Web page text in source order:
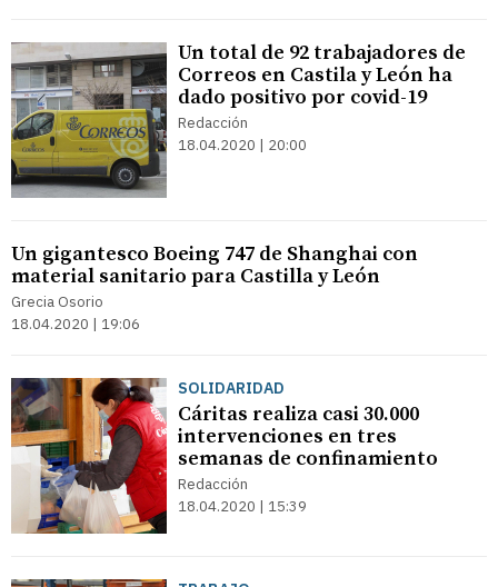
Un total de 92 trabajadores de
Correos en Castila y León ha
dado positivo por covid-19
Redacción
18.04.2020 | 20:00
Un gigantesco Boeing 747 de Shanghai con
material sanitario para Castilla y León
Grecia Osorio
18.04.2020 | 19:06
SOLIDARIDAD
Cáritas realiza casi 30.000
intervenciones en tres
semanas de confinamiento
Redacción
18.04.2020 | 15:39